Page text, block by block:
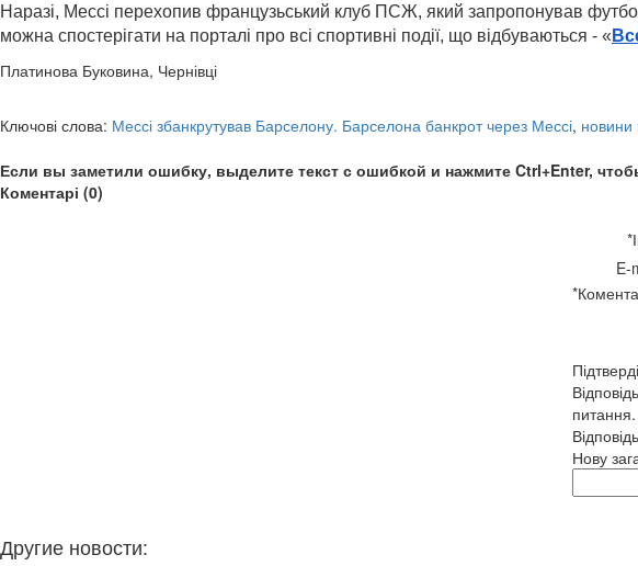
Наразі, Мессі перехопив французьський клуб ПСЖ, який запропонував
можна спостерігати на порталі про всі спортивні події, що відбуваються - «
Платинова Буковина, Чернівці
Ключові слова: Мессі збанкрутував Барселону. Барселона банкрот через Мессі, новини
Если вы заметили ошибку, выделите текст с ошибкой и нажмите Ctrl+Enter,
Коментарі (0)
*
E-
*
питання.
Нову
Другие новости: